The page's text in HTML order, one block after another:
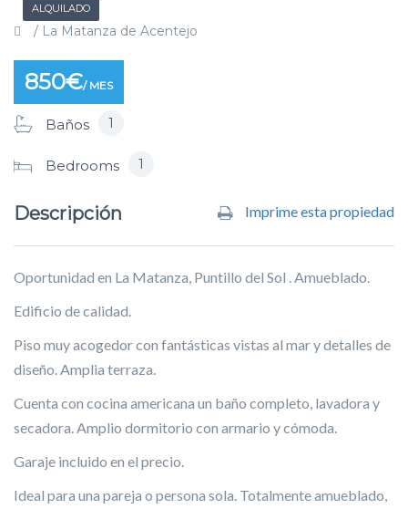
ALQUILADO
/ La Matanza de Acentejo
850€/ MES
Baños 1
Bedrooms 1
Descripción Imprime esta propiedad
Oportunidad en La Matanza, Puntillo del Sol . Amueblado.
Edificio de calidad.
Piso muy acogedor con fantásticas vistas al mar y detalles de
diseño. Amplia terraza.
Cuenta con cocina americana un baño completo, lavadora y
secadora. Amplio dormitorio con armario y cómoda.
Garaje incluido en el precio.
Ideal para una pareja o persona sola. Totalmente amueblado,